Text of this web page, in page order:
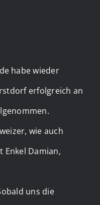
habe wieder
erfolgreich an
wie auch
Enkel Damian,
uns die